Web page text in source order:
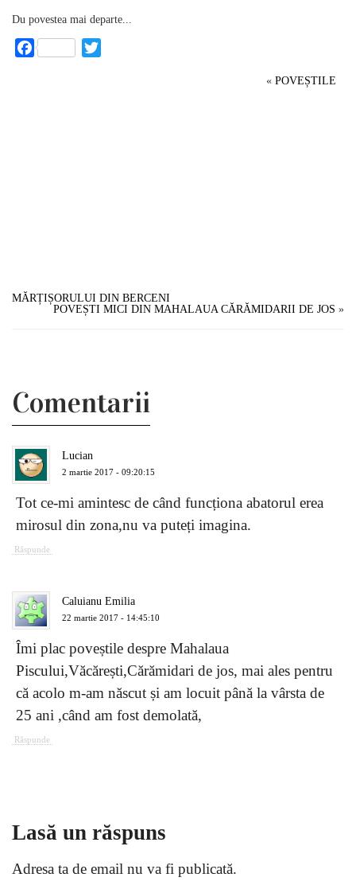
Du povestea mai departe...
Facebook
« POVEȘTILE
MĂRȚIȘORULUI DIN BERCENI
POVEȘTI MICI DIN MAHALAUA CĂRĂMIDARII DE JOS »
Comentarii
Lucian
2 martie 2017 - 09:20:15
Tot ce-mi amintesc de când funcționa abatorul erea
mirosul din zona,nu va puteți imagina.
Răspunde
Caluianu Emilia
22 martie 2017 - 14:45:10
Îmi plac poveștile despre Mahalaua
Piscului,Văcărești,Cărămidari de jos, mai ales pentru
că acolo m-am născut și am locuit până la vârsta de
25 ani ,când am fost demolată,
Răspunde
Lasă un răspuns
Adresa ta de email nu va fi publicată.